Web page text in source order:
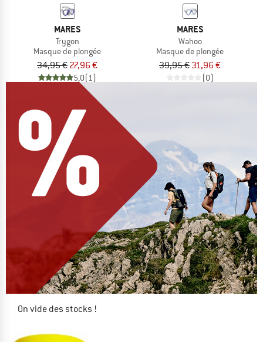
MARES
Trygon
Masque de plongée
34,95 € 27,96 €
5,0(1)
MARES
Wahoo
Masque de plongée
39,95 € 31,96 €
(0)
On vide des stocks !